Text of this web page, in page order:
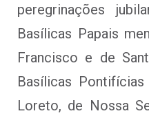
peregrinações
Basílicas Papais
Francisco e de
Basílicas
Loreto, de Nossa